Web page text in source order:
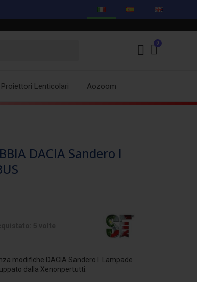
Proiettori Lenticolari Aozoom
DACIA Sandero I
modifiche DACIA Sandero I
Lampade
dalla Xenonpertutti.